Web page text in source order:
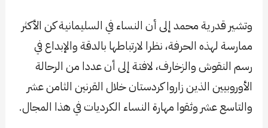
وتشير قدرية محمد إلى أن النساء في السليمانية كن الأكثر
ممارسة لهذه الحرفة، نظرا لارتباطها بالدقة والإبداع في
رسم النقوش والزخارف، لافتة إلى أن عددا من الرحالة
الأوروبيين الذين زاروا كردستان خلال القرنين الثامن عشر
والتاسع عشر وثقوا مهارة النساء الكرديات في هذا المجال.